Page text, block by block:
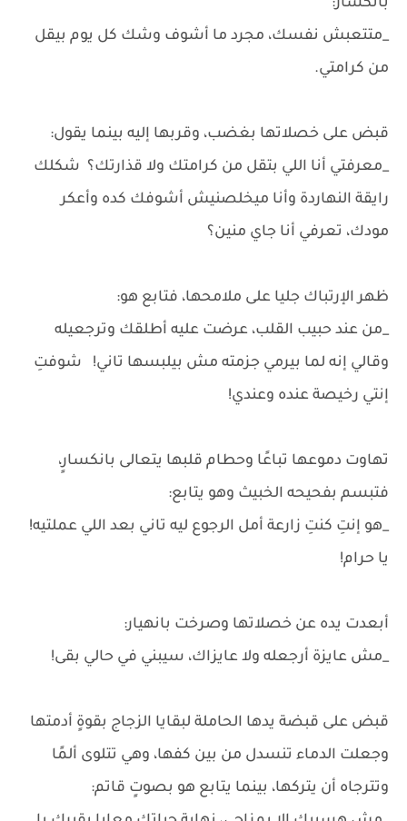
بانكسار:
_متتعبش نفسك، مجرد ما أشوف وشك كل يوم بيقل
من كرامتي.
قبض على خصلاتها بغضب، وقربها إليه بينما يقول:
_معرفتي أنا اللي بتقل من كرامتك ولا قذارتك؟ شكلك
رايقة النهاردة وأنا ميخلصنيش أشوفك كده وأعكر
مودك، تعرفي أنا جاي منين؟
ظهر الإرتباك جليا على ملامحها، فتابع هو:
_من عند حبيب القلب، عرضت عليه أطلقك وترجعيله
وقالي إنه لما بيرمي جزمته مش بيلبسها تاني! شوفتِ
إنتي رخيصة عنده وعندي!
تهاوت دموعها تباعًا وحطام قلبها يتعالى بانكسارٍ،
فتبسم بفحيحه الخبيث وهو يتابع:
_هو إنتِ كنتِ زارعة أمل الرجوع ليه تاني بعد اللي عملتيه!
يا حرام!
أبعدت يده عن خصلاتها وصرخت بانهيار:
_مش عايزة أرجعله ولا عايزاك، سيبني في حالي بقى!
قبض على قبضة يدها الحاملة لبقايا الزجاج بقوةٍ أدمتها
وجعلت الدماء تنسدل من بين كفها، وهي تتلوى ألمًا
وتترجاه أن يتركها، بينما يتابع هو بصوتٍ قاتم: